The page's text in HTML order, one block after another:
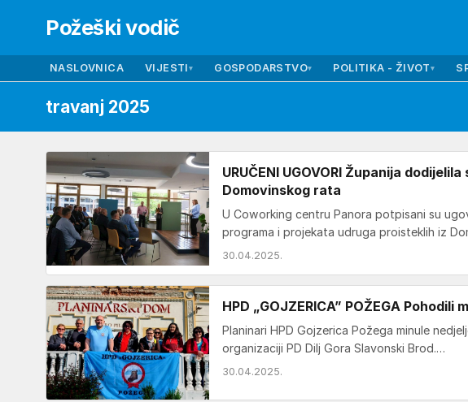
Požeški vodič
NASLOVNICA VIJESTI▾ GOSPODARSTVO▾ POLITIKA - ŽIVOT▾
travanj 2025
URUČENI UGOVORI Županija
Domovinskog rata
U Coworking centru Panora potpisani su
programa i projekata udruga proisteklih iz
30.04.2025.
HPD „GOJZERICA” POŽEGA
Planinari HPD Gojzerica Požega minule
organizaciji PD Dilj Gora Slavonski Brod.…
30.04.2025.